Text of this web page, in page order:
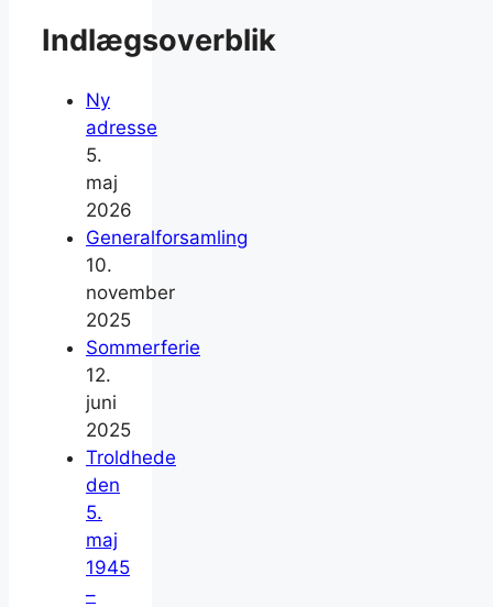
Indlægsoverblik
Ny
adresse
5.
maj
2026
Generalforsamling
10.
november
2025
Sommerferie
12.
juni
2025
Troldhede
den
5.
maj
1945
–